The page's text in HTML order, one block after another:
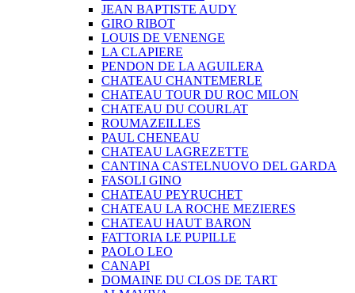
JEAN BAPTISTE AUDY
GIRO RIBOT
LOUIS DE VENENGE
LA CLAPIERE
PENDON DE LA AGUILERA
CHATEAU CHANTEMERLE
CHATEAU TOUR DU ROC MILON
CHATEAU DU COURLAT
ROUMAZEILLES
PAUL CHENEAU
CHATEAU LAGREZETTE
CANTINA CASTELNUOVO DEL GARDA
FASOLI GINO
CHATEAU PEYRUCHET
CHATEAU LA ROCHE MEZIERES
CHATEAU HAUT BARON
FATTORIA LE PUPILLE
PAOLO LEO
CANAPI
DOMAINE DU CLOS DE TART